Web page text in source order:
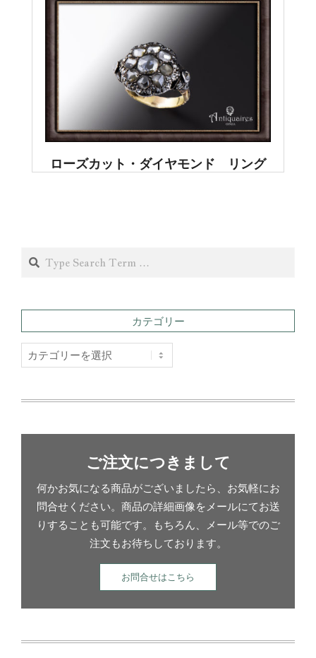
ローズカット・ダイヤモンド リング
Search
カテゴリー
テ
ご注文につきまして
何かお気になる商品がございましたら、お気軽にお
問合せください。商品の詳細画像をメールにてお送
りすることも可能です。もちろん、メール等でのご
注文もお待ちしております。
お問合せはこちら